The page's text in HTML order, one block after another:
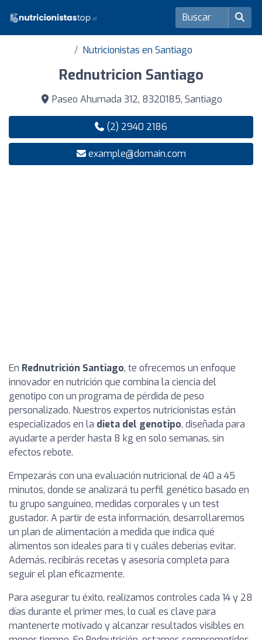
Nutricionistas en Santiago
Rednutricion Santiago
Paseo Ahumada 312, 8320185, Santiago
(2) 2940 2186
example@domain.com
En Rednutrición Santiago, te ofrecemos un enfoque
innovador en nutrición que combina la ciencia del
genotipo con un programa de pérdida de peso
personalizado. Nuestros expertos nutricionistas están
especializados en la dieta del genotipo, diseñada para
ayudarte a perder hasta 8 kg en solo semanas, sin
efectos rebote.
Empezarás con una evaluación nutricional de 40 a 45
minutos, donde se analizará tu perfil genético basado en
tu grupo sanguíneo, medidas corporales y un test
gustador. A partir de esta información, desarrollaremos
un plan de alimentación a medida que indica qué
alimentos son ideales para ti y cuáles deberías evitar.
Además, recibirás recetas y asesoría completa para
seguir el plan eficazmente.
Para asegurar tu éxito, realizamos controles cada 14 y 28
días durante el primer mes, lo cual es clave para
mantenerte motivado y alcanzar resultados visibles en